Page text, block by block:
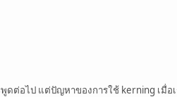
ต่อไป แต่ปัญหาของการใช้ kerning เมื่